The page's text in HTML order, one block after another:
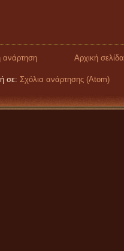
ανάρτηση Αρχική σελίδα
σε: Σχόλια ανάρτησης (Atom)